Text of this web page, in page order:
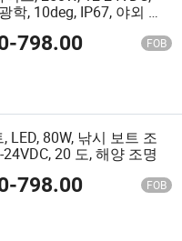
학, 10deg, IP67, 야외 서
-798.00 FOB
LED, 80W, 낚시 보트 조
20 도, 해양 조명
-798.00 FOB